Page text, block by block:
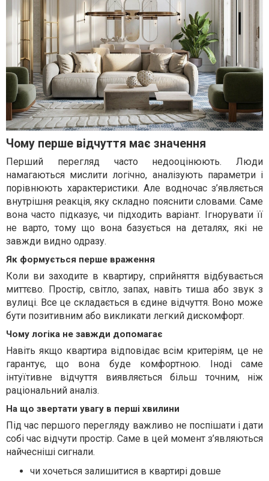
Чому перше відчуття має значення
Перший перегляд часто недооцінюють. Люди
намагаються мислити логічно, аналізують параметри і
порівнюють характеристики. Але водночас з’являється
внутрішня реакція, яку складно пояснити словами. Саме
вона часто підказує, чи підходить варіант. Ігнорувати її
не варто, тому що вона базується на деталях, які не
завжди видно одразу.
Як формується перше враження
Коли ви заходите в квартиру, сприйняття відбувається
миттєво. Простір, світло, запах, навіть тиша або звук з
вулиці. Все це складається в єдине відчуття. Воно може
бути позитивним або викликати легкий дискомфорт.
Чому логіка не завжди допомагає
Навіть якщо квартира відповідає всім критеріям, це не
гарантує, що вона буде комфортною. Іноді саме
інтуїтивне відчуття виявляється більш точним, ніж
раціональний аналіз.
На що звертати увагу в перші хвилини
Під час першого перегляду важливо не поспішати і дати
собі час відчути простір. Саме в цей момент з’являються
найчесніші сигнали.
чи хочеться залишитися в квартирі довше